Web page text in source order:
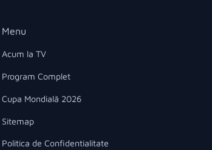
Menu
Acum la TV
Program Complet
Cupa Mondială 2026
Sitemap
Politica de Confidentialitate